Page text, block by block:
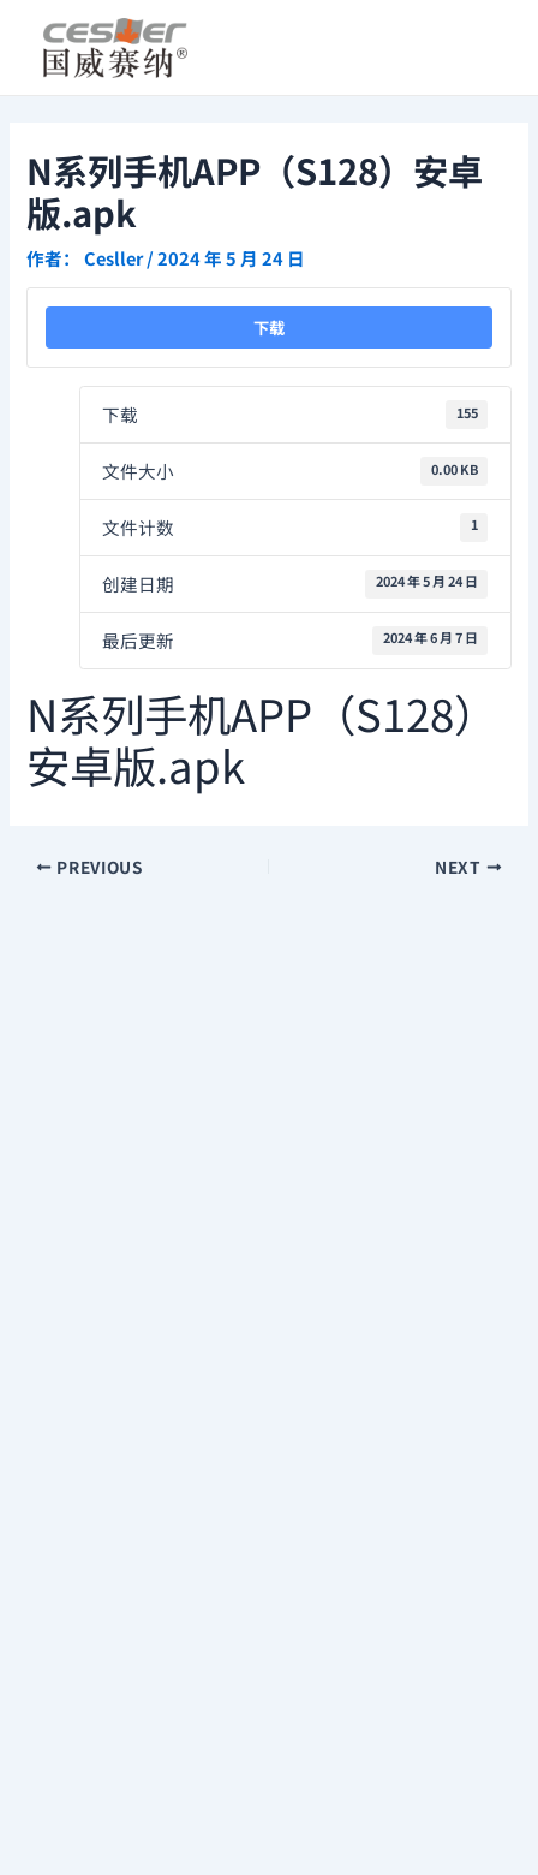
N系列手机APP（S128）安卓
版.apk
作者： Cesller/2024 年 5 月 24 日
下载
下载 155
文件大小 0.00 KB
文件计数 1
创建日期 2024 年 5 月 24 日
最后更新 2024 年 6 月 7 日
N系列手机APP（S128）
安卓版.apk
navigation
PREVIOUS NEXT